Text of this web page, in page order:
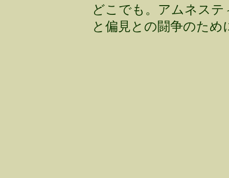
どこでも。アムネステ
と偏見との闘争のため